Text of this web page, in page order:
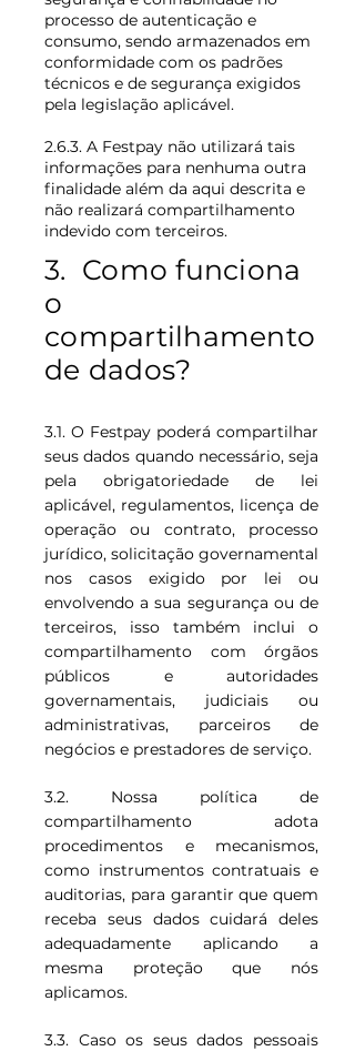
processo de autenticação e
consumo, sendo armazenados em
conformidade com os padrões
técnicos e de segurança exigidos
pela legislação aplicável.
2.6.3. A Festpay não utilizará tais
informações para nenhuma outra
finalidade além da aqui descrita e
não realizará compartilhamento
indevido com terceiros.
3. Como funciona
o
compartilhamento
de dados?
3.1. O Festpay poderá compartilhar
seus dados quando necessário, seja
pela obrigatoriedade de lei
aplicável, regulamentos, licença de
operação ou contrato, processo
jurídico, solicitação governamental
nos casos exigido por lei ou
envolvendo a sua segurança ou de
terceiros, isso também inclui o
compartilhamento com órgãos
públicos e autoridades
governamentais, judiciais ou
administrativas, parceiros de
negócios e prestadores de serviço.
3.2. Nossa política de
compartilhamento adota
procedimentos e mecanismos,
como instrumentos contratuais e
auditorias, para garantir que quem
receba seus dados cuidará deles
adequadamente aplicando a
mesma proteção que nós
aplicamos.
3.3. Caso os seus dados pessoais